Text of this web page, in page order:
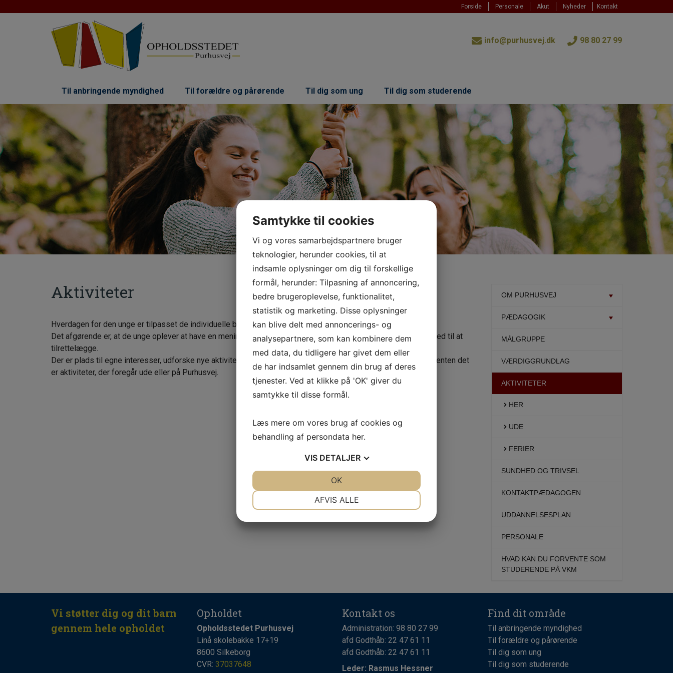
Forside Personale Akut Nyheder Kontakt
info@purhusvej.dk 98 80 27 99
Til anbringende myndighed Til forældre og pårørende Til dig som ung Til dig som studerende
Aktiviteter
Hverdagen for den unge er tilpasset de individuelle behov, der måtte være.
Det afgørende er, at de unge oplever at have en meningsfuld hverdag, som de i videst muligt omfang selv er med til at
tilrettelægge.
Der er plads til egne interesser, udforske nye aktiviteter, hvor pædagogerne støtter de unge i deres valg, hvad enten det
er aktiviteter, der foregår ude eller på Purhusvej.
OM PURHUSVEJ
PÆDAGOGIK
MÅLGRUPPE
VÆRDIGGRUNDLAG
AKTIVITETER
HER
UDE
FERIER
SUNDHED OG TRIVSEL
KONTAKTPÆDAGOGEN
UDDANNELSESPLAN
PERSONALE
HVAD KAN DU FORVENTE SOM
STUDERENDE PÅ VKM​
Vi støtter dig og dit barn
gennem hele opholdet
Opholdet
Opholdsstedet Purhusvej
Linå skolebakke 17+19
8600 Silkeborg
CVR: 37037648
Kontakt os
Administration:98 80 27 99
afd Godthåb:22 47 61 11
afd Godthåb:22 47 61 11
Leder: Rasmus Hessner
Find dit område
Til anbringende myndighed
Til forældre og pårørende
Til dig som ung
Til dig som studerende
Samtykke til cookies
Vi og vores samarbejdspartnere bruger
teknologier, herunder cookies, til at
indsamle oplysninger om dig til forskellige
formål, herunder: Tilpasning af annoncering,
bedre brugeroplevelse, funktionalitet,
statistik og marketing. Disse oplysninger
kan blive delt med annoncerings- og
analysepartnere, som kan kombinere dem
med data, du tidligere har givet dem eller
de har indsamlet gennem din brug af deres
tjenester. Ved at klikke på 'OK' giver du
samtykke til disse formål.
Læs mere om vores brug af cookies og
behandling af persondata her.
VIS DETALJER
AFVIS ALLE
OK